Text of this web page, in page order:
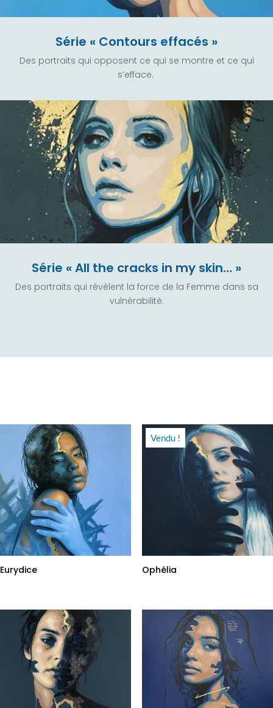
Série « Contours effacés »
Des portraits qui opposent ce qui se montre et ce qui
s’efface.
Série « All the cracks in my skin… »
Des portraits qui révèlent la force de la Femme dans sa
vulnérabilité.
Eurydice
Vendu !
Ophélia